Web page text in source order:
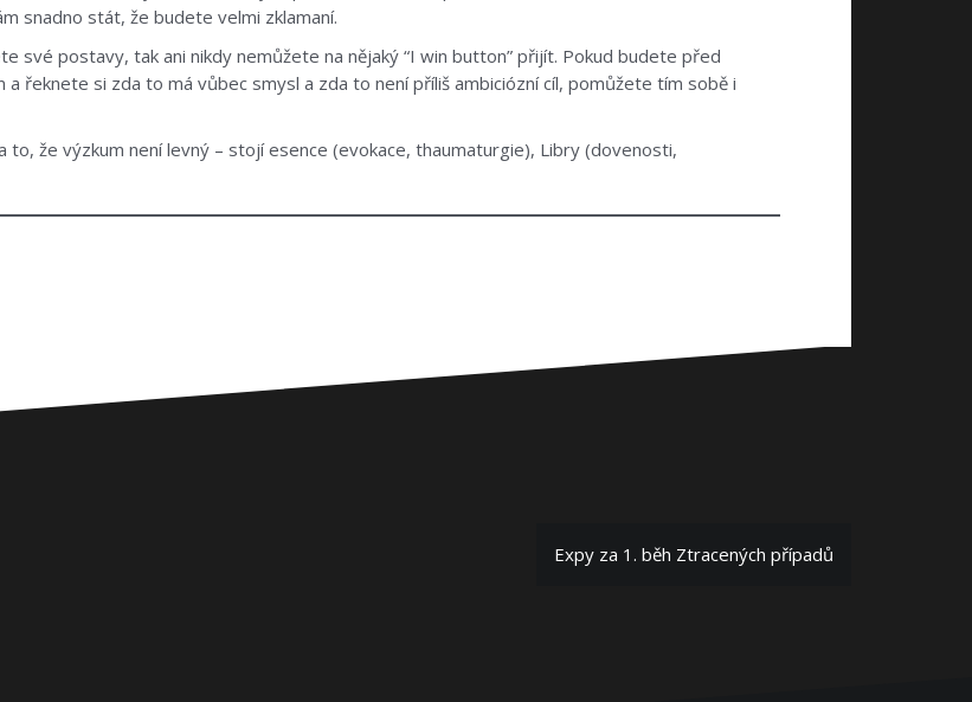
snadno stát, že budete velmi zklamaní.
své postavy, tak ani nikdy nemůžete na nějaký “I win button” přijít. Pokud budete před
řeknete si zda to má vůbec smysl a zda to není příliš ambiciózní cíl, pomůžete tím sobě i
že výzkum není levný – stojí esence (evokace, thaumaturgie), Libry (dovenosti,
Expy za 1. běh Ztracených případů